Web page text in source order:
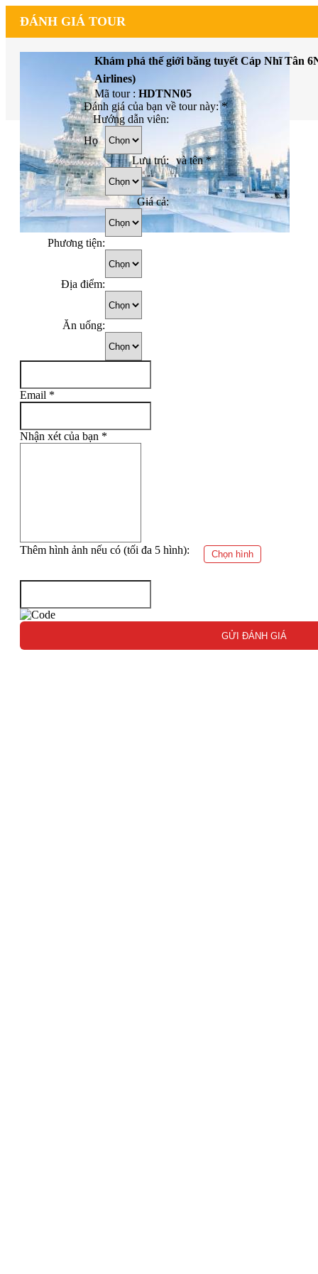
ĐÁNH GIÁ TOUR
Khám phá thế giới băng tuyết Cáp Nhĩ Tân
Airlines)
Mã tour : HDTNN05
Đánh giá của bạn về tour này:*
Hướng dẫn viên:
Lưu trú:
Giá cả:
Phương tiện:
Địa điểm:
Ăn uống:
Họ
và tên*
Email *
Nhận xét của bạn *
Thêm hình ảnh nếu có (tối đa 5 hình): Chọn hình
GỬI ĐÁNH GIÁ